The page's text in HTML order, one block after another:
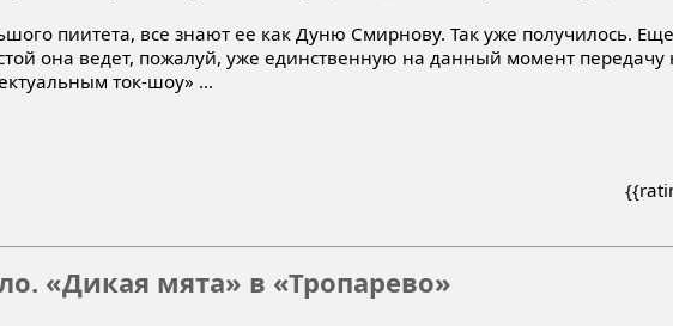
пиитета, все знают ее как Дуню Смирнову. Так уже получилось.
она ведет, пожалуй, уже единственную на данный момент передачу
ток-шоу» ...
«Дикая мята» в «Тропарево»